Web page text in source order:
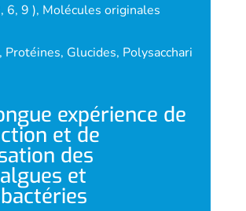
6, 9 ), Molécules originales
Protéines, Glucides, Polysacchari
expérience de
et de
des
et